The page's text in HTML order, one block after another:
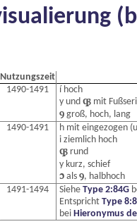
Nutzungszeit
1490-1491
í hoch
y und  mit
ꝯ groß, hoch, lang
1490-1491
h mit eingezogen
i ziemlich hoch
 rund
y kurz, schief
 als ꝯ, halbhoch
1491-1494 Siehe Type 2:84G
Entspricht Type
bei Hieronymus